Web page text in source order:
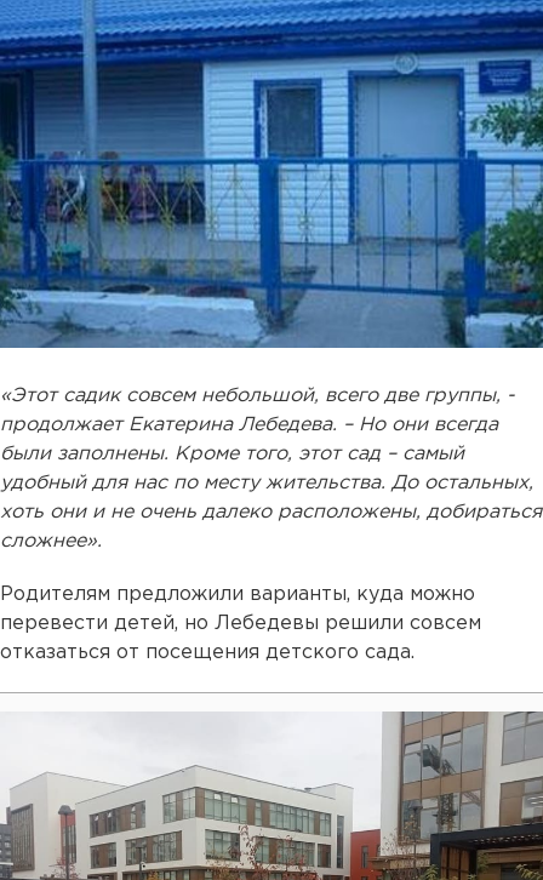
«Этот садик совсем небольшой, всего две группы, -
продолжает Екатерина Лебедева. – Но они всегда
были заполнены. Кроме того, этот сад – самый
удобный для нас по месту жительства. До остальных,
хоть они и не очень далеко расположены, добираться
сложнее».
Родителям предложили варианты, куда можно
перевести детей, но Лебедевы решили совсем
отказаться от посещения детского сада.